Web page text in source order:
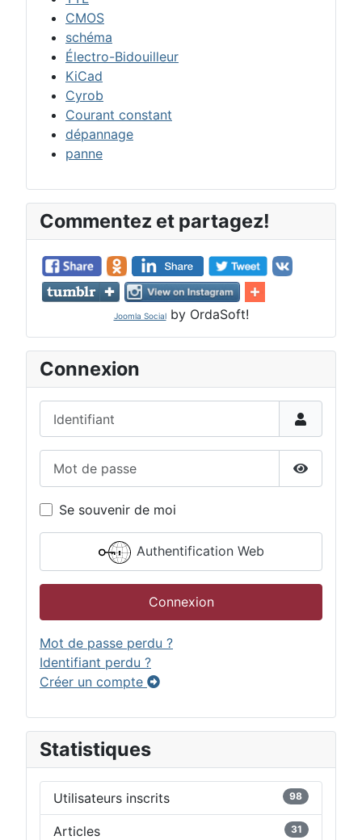
CMOS
schéma
Électro-Bidouilleur
KiCad
Cyrob
Courant constant
dépannage
panne
Commentez et partagez!
Joomla Socialby OrdaSoft!
Connexion
Afficher
Se souvenir de moi
Authentification Web
Connexion
Mot de passe perdu ?
Identifiant perdu ?
Créer un compte
Statistiques
Utilisateurs inscrits 98
Articles 31